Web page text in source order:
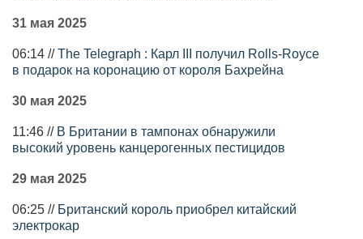
31 мая 2025
06:14 //The Telegraph : Карл III получил Rolls-Royce
в подарок на коронацию от короля Бахрейна
30 мая 2025
11:46 // В Британии в тампонах обнаружили
высокий уровень канцерогенных пестицидов
29 мая 2025
06:25 // Британский король приобрел китайский
электрокар